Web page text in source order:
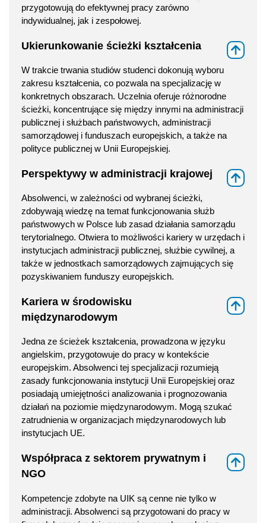
przygotowują do efektywnej pracy zarówno
indywidualnej, jak i zespołowej.
Ukierunkowanie ścieżki kształcenia
W trakcie trwania studiów studenci dokonują wyboru
zakresu kształcenia, co pozwala na specjalizację w
konkretnych obszarach. Uczelnia oferuje różnorodne
ścieżki, koncentrujące się między innymi na administracji
publicznej i służbach państwowych, administracji
samorządowej i funduszach europejskich, a także na
polityce publicznej w Unii Europejskiej.
Perspektywy w administracji krajowej
Absolwenci, w zależności od wybranej ścieżki,
zdobywają wiedzę na temat funkcjonowania służb
państwowych w Polsce lub zasad działania samorządu
terytorialnego. Otwiera to możliwości kariery w urzędach i
instytucjach administracji publicznej, służbie cywilnej, a
także w jednostkach samorządowych zajmujących się
pozyskiwaniem funduszy europejskich.
Kariera w środowisku
międzynarodowym
Jedna ze ścieżek kształcenia, prowadzona w języku
angielskim, przygotowuje do pracy w kontekście
europejskim. Absolwenci tej specjalizacji rozumieją
zasady funkcjonowania instytucji Unii Europejskiej oraz
posiadają umiejętności analizowania i prognozowania
działań na poziomie międzynarodowym. Mogą szukać
zatrudnienia w organizacjach międzynarodowych lub
instytucjach UE.
Współpraca z sektorem prywatnym i
NGO
Kompetencje zdobyte na UIK są cenne nie tylko w
administracji. Absolwenci są przygotowani do pracy w